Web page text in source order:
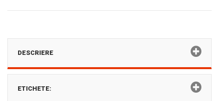
DESCRIERE
ETICHETE: